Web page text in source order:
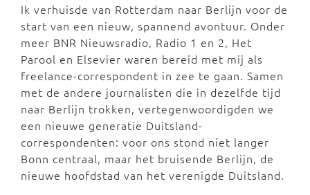
Ik verhuisde van Rotterdam naar Berlijn voor de
start van een nieuw, spannend avontuur. Onder
meer BNR Nieuwsradio, Radio 1 en 2, Het
Parool en Elsevier waren bereid met mij als
freelance-correspondent in zee te gaan. Samen
met de andere journalisten die in dezelfde tijd
naar Berlijn trokken, vertegenwoordigden we
een nieuwe generatie Duitsland-
correspondenten: voor ons stond niet langer
Bonn centraal, maar het bruisende Berlijn, de
nieuwe hoofdstad van het verenigde Duitsland.